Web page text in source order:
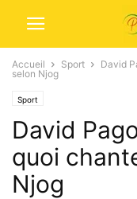
Accueil Sport
David
selon Njog
Sport
David
quoi
Njog